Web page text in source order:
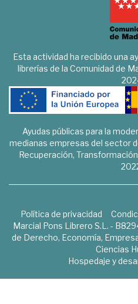
Esta actividad ha recibido una
librerías de la Comunidad de
Ayudas públicas para la
medianas empresas del sector
Recuperación,
Política de privacidad
Marcial Pons Librero S.L. -
de Derecho, Economía,
Ciencias
Hospedaje y